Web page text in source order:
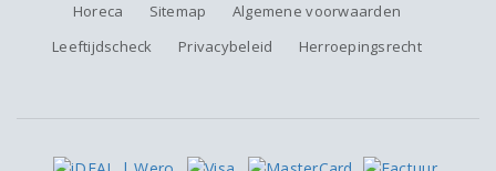
Horeca
Sitemap
Algemene voorwaarden
Leeftijdscheck
Privacybeleid Herroepingsrecht